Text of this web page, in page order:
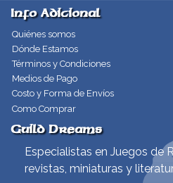
Info Adicional
Quiénes somos
Dónde Estamos
Términos y Condiciones
Medios de Pago
Costo y Forma de Envíos
Como Comprar
Guild Dreams
Especialistas en Juegos de
revistas, miniaturas y